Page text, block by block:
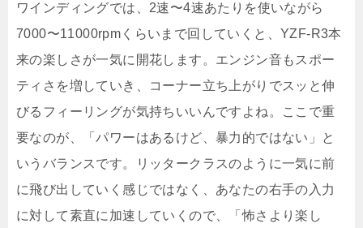
ワインディングでは、2速〜4速あたりを使いながら
7000〜11000rpmくらいまで回していくと、YZF-R3本
来の楽しさが一気に開花します。エンジン音もスポー
ティさを増していき、コーナー立ち上がりでスッと伸
びるフィーリングが気持ちいいんですよね。ここで重
要なのが、「パワーはあるけど、暴力的ではない」と
いうバランスです。リッタークラスのように一気に前
に飛び出していく感じではなく、あなたの右手の入力
に対して素直に加速していくので、「怖さより楽し